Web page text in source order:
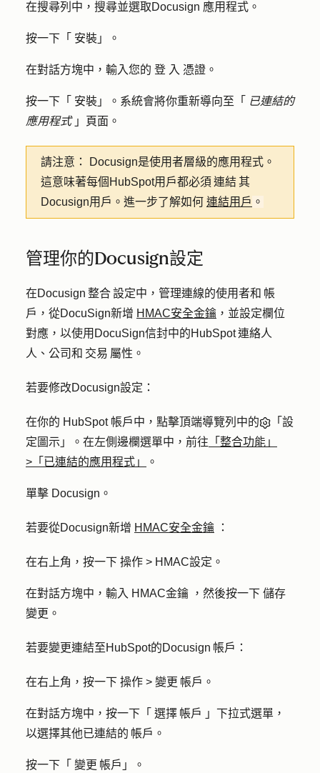
在搜尋列中，搜尋並選取Docusign 應用程式。
按一下「 安裝 」。
在對話方塊中，輸入您的 登 入 憑證 。
按一下「 安裝 」。系統會將你重新導向至「 已連結的
應用程式」頁面。
請注意：
Docusign是使用者層級的應用程式。
這意味著每個HubSpot用戶都必須 連結 其
Docusign用戶。進一步了解如何 連結用戶 。
管理你的Docusign設定
在Docusign 整合 設定中，管理連線的使用者和 帳
戶，從DocuSign新增 HMAC安全金鑰 ，並設定欄位
對應，以使用DocuSign信封中的HubSpot 連絡人
人、公司和 交易 屬性。
若要修改Docusign設定：
在你的 HubSpot 帳戶中，點擊頂端導覽列中的
「設
定圖示」。在左側邊欄選單中，前往 「整合功能」
>「已連結的應用程式」
。
單擊 Docusign 。
若要從Docusign新增 HMAC安全金鑰 ：
在右上角，按一下 操作 > HMAC設定 。
在對話方塊中，輸入 HMAC金鑰 ，然後按一下 儲存
變更 。
若要變更連結至HubSpot的Docusign 帳戶：
在右上角，按一下 操作 > 變更 帳戶 。
在對話方塊中，按一下「 選擇 帳戶 」下拉式選單，
以選擇其他已連結的 帳戶。
按一下「 變更 帳戶 」。